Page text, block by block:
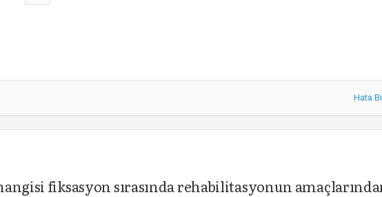
Hata
fiksasyon sırasında rehabilitasyonun